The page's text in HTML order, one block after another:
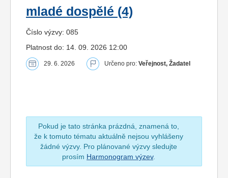
mladé dospělé (4)
Číslo výzvy: 085
Platnost do: 14. 09. 2026 12:00
29. 6. 2026 Určeno pro: Veřejnost, Žadatel
Pokud je tato stránka prázdná, znamená to,
že k tomuto tématu aktuálně nejsou vyhlášeny
žádné výzvy. Pro plánované výzvy sledujte
prosím Harmonogram výzev.